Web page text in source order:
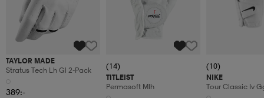
TAYLOR MADE
Stratus Tech Lh Gl 2-Pack
389:-
(14)
TITLEIST
Permasoft Mlh
(10)
NIKE
Tour Classic Iv